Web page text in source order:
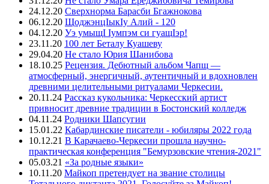
24.12.20 Сверхнорма Барасби Бгажнокова
06.12.20 ЩоджэнцIыкIу Алий - 120
04.12.20 Уэ умыщI Iумпэм си гуащIэр!
23.11.20 100 лет Беталу Куашеву
29.04.20 Не стало Юрия Шанибова
18.10.25 Рецензия. Дебютный альбом Чапщ —
атмосферный, энергичный, аутентичный и вдохновлен
древними целительными ритуалами Черкесии.
20.11.24 Рассказ кукольника: Черкесский артист
привносит древние традиции в Бостонский колледж
04.11.24 Родники Шапсугии
15.01.22 Кабардинские писатели - юбиляры 2022 года
10.12.21 В Карачаево-Черкесии прошла научно-
практическая конференция "Бемурзовские чтения-2021"
05.03.21 «За родные языки»
10.11.20 Майкоп претендует на звание столицы